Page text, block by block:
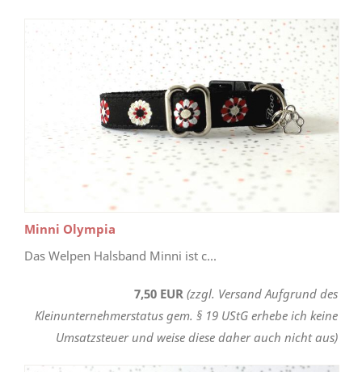
Minni Olympia
Das Welpen Halsband Minni ist c...
7,50 EUR (zzgl. Versand Aufgrund des
Kleinunternehmerstatus gem. § 19 UStG erhebe ich keine
Umsatzsteuer und weise diese daher auch nicht aus)